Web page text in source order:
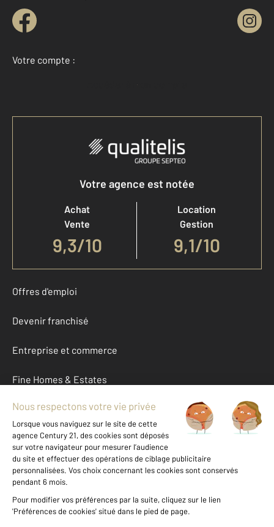
Votre compte :
Accéder à mon compte
Votre agence est notée
Achat
Vente
9,3/10
Location
Gestion
9,1/10
Offres d'emploi
Devenir franchisé
Entreprise et commerce
Fine Homes & Estates
À propos
International
Nous contacter